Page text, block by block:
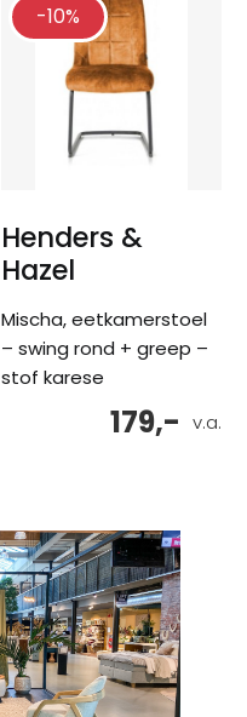
-10%
Henders &
Hazel
Mischa, eetkamerstoel
– swing rond + greep –
stof karese
v.a.
179,-